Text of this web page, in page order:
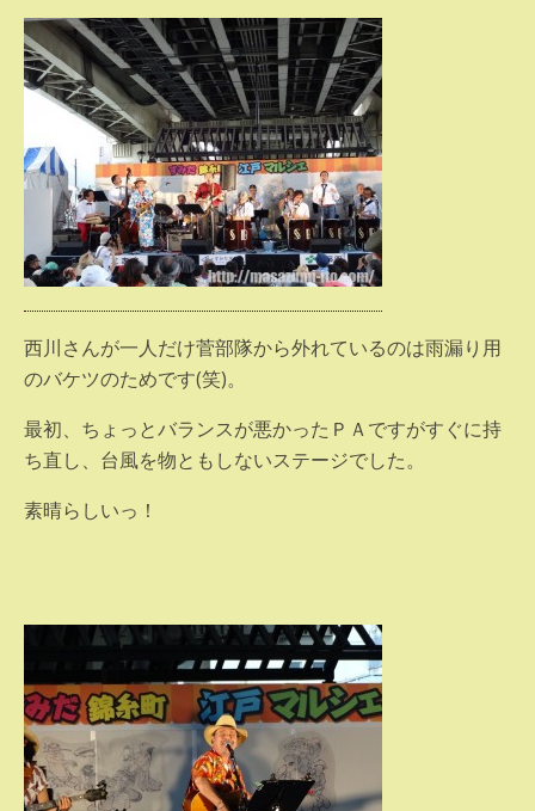
西川さんが一人だけ菅部隊から外れているのは雨漏り用
のバケツのためです(笑)。
最初、ちょっとバランスが悪かったＰＡですがすぐに持
ち直し、台風を物ともしないステージでした。
素晴らしいっ！